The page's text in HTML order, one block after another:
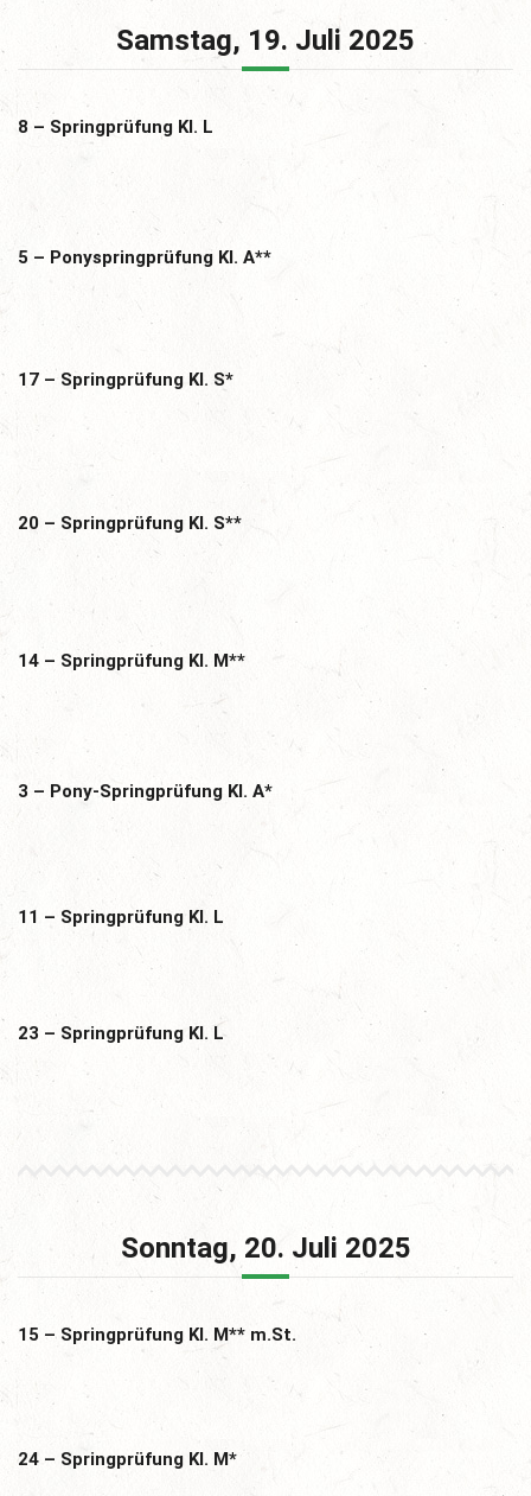
Samstag, 19. Juli 2025
8 – Springprüfung Kl. L
5 – Ponyspringprüfung Kl. A**
17 – Springprüfung Kl. S*
20 – Springprüfung Kl. S**
14 – Springprüfung Kl. M**
3 – Pony-Springprüfung Kl. A*
11 – Springprüfung Kl. L
23 – Springprüfung Kl. L
Sonntag, 20. Juli 2025
15 – Springprüfung Kl. M** m.St.
24 – Springprüfung Kl. M*